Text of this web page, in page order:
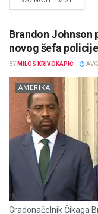
Brandon Johnson
novog šefa policije
BY MILOS KRIVOKAPIĆ
AMERIKA
Gradonačelnik Čikaga